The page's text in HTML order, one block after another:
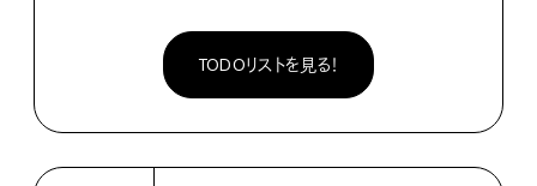
TODOリストを見る！